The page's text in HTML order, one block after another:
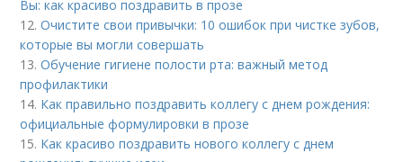
Вы: как красиво поздравить в прозе
12.Очистите свои привычки: 10 ошибок при чистке зубов,
которые вы могли совершать
13.Обучение гигиене полости рта: важный метод
профилактики
14. Как правильно поздравить коллегу с днем рождения:
официальные формулировки в прозе
15. Как красиво поздравить нового коллегу с днем